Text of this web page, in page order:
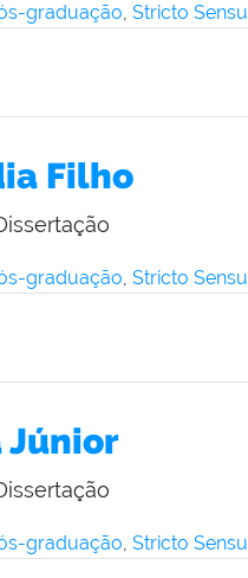
graduação, Stricto Sensu
Filho
graduação, Stricto Sensu
Júnior
graduação, Stricto Sensu